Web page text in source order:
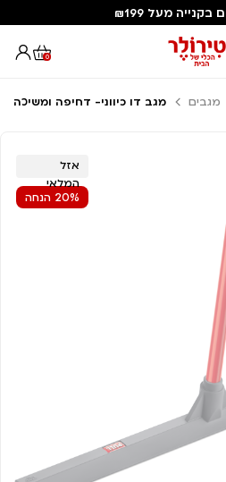
מעל ₪199
0
מגבים מגב דו כיווני- דחיפה ומשיכה
אזל
המלאי
20% הנחה